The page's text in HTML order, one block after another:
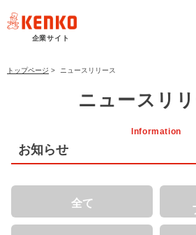
企業サイト
トップページ > ニュースリリース
ニュースリ
Information
お知らせ
全て